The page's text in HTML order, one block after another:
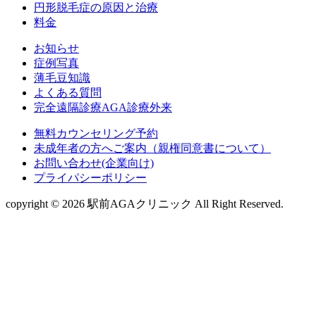
円形脱毛症の原因と治療
料金
お知らせ
症例写真
薄毛豆知識
よくある質問
完全遠隔診療AGA診療外来
無料カウンセリング予約
未成年者の方へご案内（親権同意書について）
お問い合わせ(企業向け)
プライパシーポリシー
copyright © 2026 駅前AGAクリニック All Right Reserved.